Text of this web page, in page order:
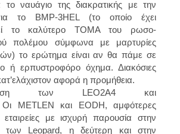
το ναυάγιο της διακρατικής με την
το BMP-3HEL (το οποίο έχει
το καλύτερο ΤΟΜΑ του ρωσο-
πολέμου σύμφωνα με μαρτυρίες
το ερώτημα είναι αν θα πάμε σε
ή ερπυστροφόρο όχημα. Διακόσιες
αφορά η προμήθεια.
των LEO2A4 και
Οι MΕTLEN και EODH, αμφότερες
εταιρείες με ισχυρή παρουσία στην
των Leopard, η δεύτερη και στην